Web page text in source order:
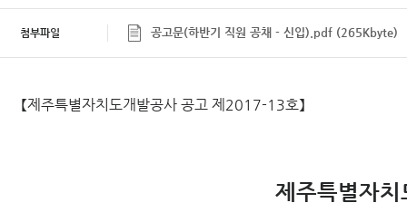
첨부파일 공고문(하반기 직원 공채 - 신입).pdf (265Kbyte)
【제주특별자치도개발공사 공고 제2017-13호】
제주특별자